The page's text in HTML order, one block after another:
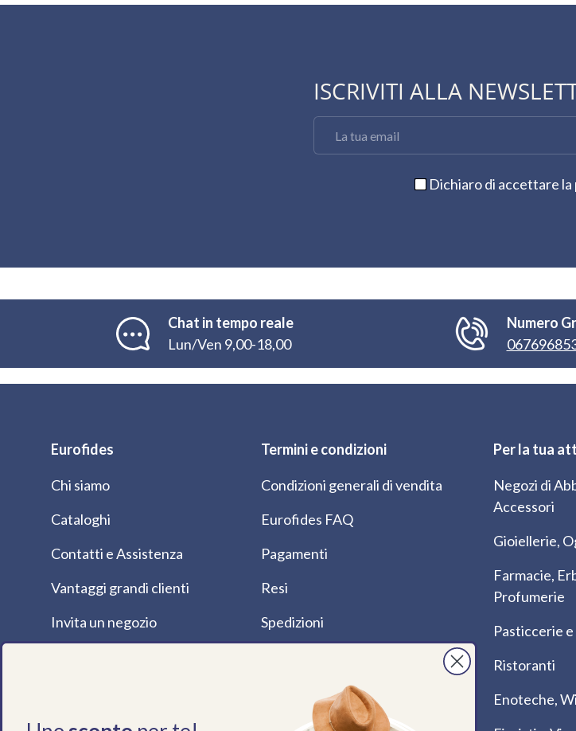
ISCRIVITI ALLA
Dichiaro di accettare la
Chat in tempo reale
Lun/Ven 9,00-18,00
Numero
Eurofides
Chi siamo
Cataloghi
Contatti e Assistenza
Vantaggi grandi clienti
Invita un negozio
Magazine
Termini e condizioni
Condizioni generali di vendita
Eurofides FAQ
Pagamenti
Resi
Spedizioni
Cookie Policy
Per la tua
Negozi di
Accessori
Gioiellerie,
Farmacie,
Profumerie
Pasticcerie
Ristoranti
Enoteche,